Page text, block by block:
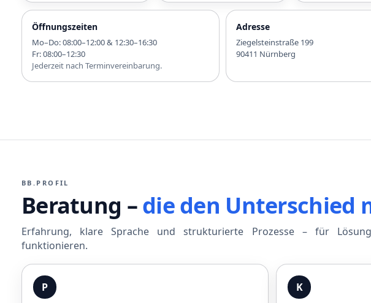
Öffnungszeiten
Mo–Do: 08:00–12:00 & 12:30–16:30
Fr: 08:00–12:30
Jederzeit nach Terminvereinbarung.
Adresse
Ziegelsteinstraße 199
90411 Nürnberg
BB.PROFIL
Beratung –die den Unterschied
Erfahrung, klare Sprache und strukturierte Prozesse – für
funktionieren.
P K